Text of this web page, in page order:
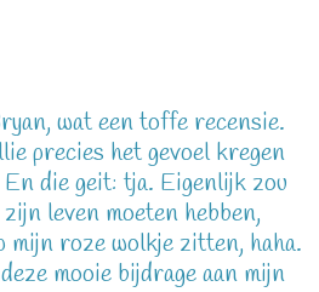
wat een toffe recensie.
precies het gevoel kregen
die geit: tja. Eigenlijk zou
leven moeten hebben,
mijn roze wolkje zitten, haha.
mooie bijdrage aan mijn